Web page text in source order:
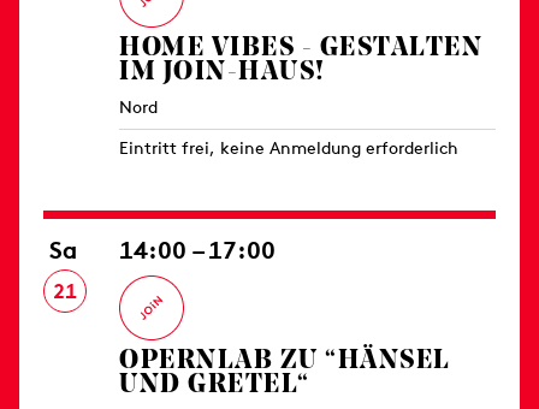
HOME VIBES - GESTALTEN
IM JOIN-HAUS!
Nord
Eintritt frei, keine Anmeldung erforderlich
Sa
21
14:00 – 17:00
OPERNLAB ZU “HÄNSEL
UND GRETEL“